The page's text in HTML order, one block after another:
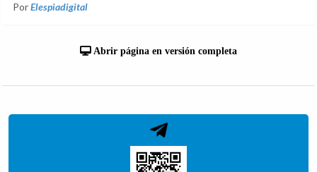
PorElespiadigital
Abrir página en versión completa